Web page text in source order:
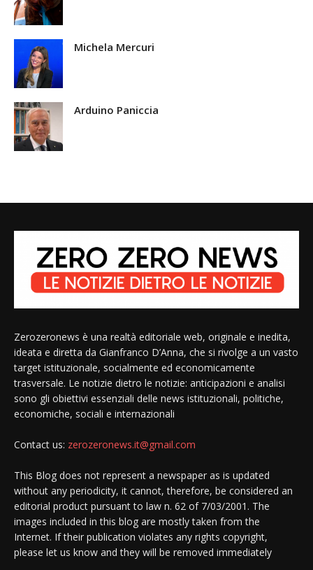
Michela Mercuri
Arduino Paniccia
Zerozeronews è una realtà editoriale web, originale e inedita,
ideata e diretta da Gianfranco D’Anna, che si rivolge a un vasto
target istituzionale, socialmente ed economicamente
trasversale. Le notizie dietro le notizie: anticipazioni e analisi
sono gli obiettivi essenziali delle news istituzionali, politiche,
economiche, sociali e internazionali
Contact us: zerozeronews.it@gmail.com
This Blog does not represent a newspaper as is updated
without any periodicity, it cannot, therefore, be considered an
editorial product pursuant to law n. 62 of 7/03/2001. The
images included in this blog are mostly taken from the
Internet. If their publication violates any rights copyright,
please let us know and they will be removed immediately